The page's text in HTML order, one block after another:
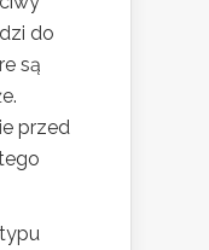
do
są
przed